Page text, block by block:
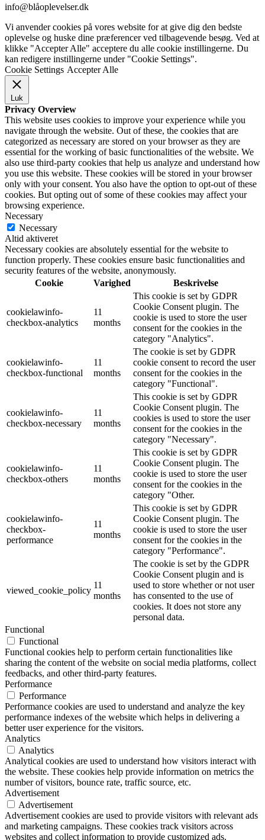
info@blåoplevelser.dk
Vi anvender cookies på vores website for at give dig den bedste
oplevelse og huske dine præferencer ved tilbagevende besøg. Ved at
klikke "Accepter Alle" acceptere du alle cookie instillingerne. Du
kan redigere instillingerne under "Cookie Settings".
Cookie Settings Accepter Alle
Luk
Privacy Overview
This website uses cookies to improve your experience while you
navigate through the website. Out of these, the cookies that are
categorized as necessary are stored on your browser as they are
essential for the working of basic functionalities of the website. We
also use third-party cookies that help us analyze and understand how
you use this website. These cookies will be stored in your browser
only with your consent. You also have the option to opt-out of these
cookies. But opting out of some of these cookies may affect your
browsing experience.
Necessary
Necessary
Altid aktiveret
Necessary cookies are absolutely essential for the website to
function properly. These cookies ensure basic functionalities and
security features of the website, anonymously.
Cookie
Varighed Beskrivelse
cookielawinfo-
checkbox-analytics
11
months
This cookie is set by GDPR
Cookie Consent plugin. The
cookie is used to store the user
consent for the cookies in the
category "Analytics".
cookielawinfo-
checkbox-functional
11
months
The cookie is set by GDPR
cookie consent to record the user
consent for the cookies in the
category "Functional".
cookielawinfo-
checkbox-necessary
11
months
This cookie is set by GDPR
Cookie Consent plugin. The
cookies is used to store the user
consent for the cookies in the
category "Necessary".
cookielawinfo-
checkbox-others
11
months
This cookie is set by GDPR
Cookie Consent plugin. The
cookie is used to store the user
consent for the cookies in the
category "Other.
cookielawinfo-
checkbox-
performance
11
months
This cookie is set by GDPR
Cookie Consent plugin. The
cookie is used to store the user
consent for the cookies in the
category "Performance".
viewed_cookie_policy
11
months
The cookie is set by the GDPR
Cookie Consent plugin and is
used to store whether or not user
has consented to the use of
cookies. It does not store any
personal data.
Functional
Functional
Functional cookies help to perform certain functionalities like
sharing the content of the website on social media platforms, collect
feedbacks, and other third-party features.
Performance
Performance
Performance cookies are used to understand and analyze the key
performance indexes of the website which helps in delivering a
better user experience for the visitors.
Analytics
Analytics
Analytical cookies are used to understand how visitors interact with
the website. These cookies help provide information on metrics the
number of visitors, bounce rate, traffic source, etc.
Advertisement
Advertisement
Advertisement cookies are used to provide visitors with relevant ads
and marketing campaigns. These cookies track visitors across
websites and collect information to provide customized ads.